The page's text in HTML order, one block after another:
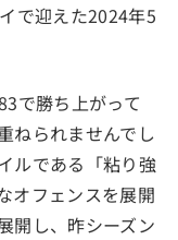
で迎えた2024年5
で勝ち上がって
ねられませんでし
ルである「粘り強
オフェンスを展開
開し、昨シーズン